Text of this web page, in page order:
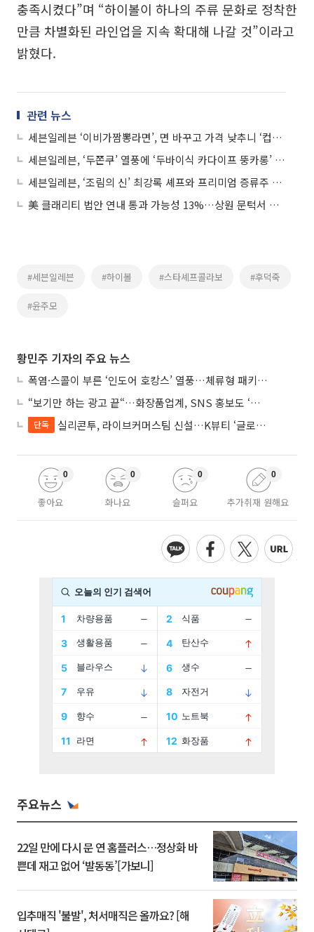
충족시켰다”며 “하이볼이 하나의 주류 문화로 정착한
만큼 차별화된 라인업을 지속 확대해 나갈 것”이라고
밝혔다.
관련 뉴스
세븐일레븐 ‘이비가짬뽕라면’, 면 바꾸고 가격 낮추니 ‘컵라면 매출 1위’
세븐일레븐, ‘두쫀쿠’ 열풍에 ‘두바이식 카다이프 뚱카롱’ 선봬
세븐일레븐, ‘조림의 신’ 최강록 셰프와 프리미엄 증류주 시장 정조준
美 클래리티 법안 연내 통과 가능성 13%…상원 문턱서 제동
#세븐일레븐 #하이볼 #스타셰프콜라보 #후덕죽
#윤주모
황민주 기자의 주요 뉴스
폭염·스콜이 부른 ‘인도어 호캉스’ 열풍…체류형 패키지 뜬다
“보기만 하는 광고 끝“…화장품업계, SNS 홍보도 ‘참여형 콘텐츠’로 변모
단독 실리콘투, 라이브커머스팀 신설…K뷰티 ‘글로벌 판매망’ 확대
좋아요
0
화나요
0
슬퍼요
0
추가취재 원해요
0
주요뉴스
22일 만에 다시 문 연 홈플러스…정상화 바
쁜데 재고 없어 ‘발동동’[가보니]
입추매직 '불발', 처서매직은 올까요? [해